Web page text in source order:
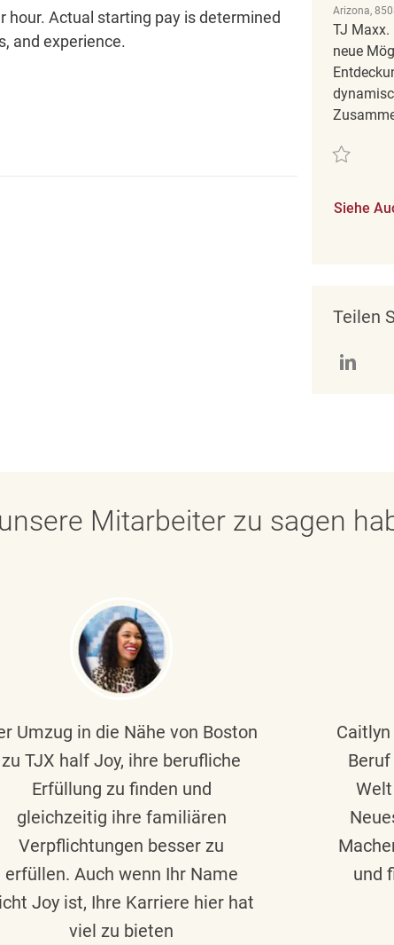
hour. Actual starting pay is determined
and experience.
Arizona,
TJ Maxx.
neue
Retten
Siehe
Teilen
Über
Mitarbeiter zu sagen
Umzug in die Nähe von Boston
zu TJX half Joy, ihre berufliche
Erfüllung zu finden und
gleichzeitig ihre familiären
Verpflichtungen besser zu
erfüllen. Auch wenn Ihr Name
Joy ist, Ihre Karriere hier hat
viel zu bieten
und